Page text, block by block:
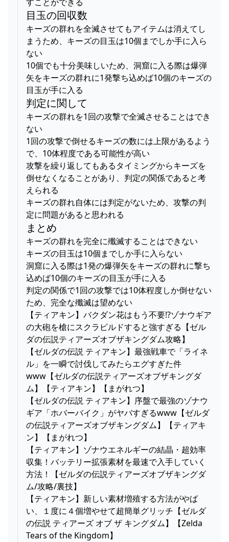
目玉の回収数
キーズの群れを全滅させてもアイテムは消えてし
まうため、キーズの目玉は10個までしか手に入ら
ない
10個でも十分美味しいため、洞窟に入る際は爆弾
矢をキーズの群れに1発撃ち込めば10個のキーズの
目玉が手に入る
判定に関して
キーズの群れを1回の攻撃で全滅させることはでき
ない
1回の攻撃で倒せるキーズの数には上限があるよう
で、10体程度である可能性が高い
攻撃を繰り返してもあるタイミングからキーズを
倒せなくなることがあり、判定の関係であると考
えられる
キーズの群れ自体には判定がないため、攻撃の判
定に問題があると思われる
まとめ
キーズの群れを完全に殲滅することはできない
キーズの目玉は10個までしか手に入らない
洞窟に入る際は1発の爆弾矢をキーズの群れに撃ち
込めば10個のキーズの目玉が手に入る
判定の関係で1回の攻撃では10体程度しか倒せない
ため、完全な殲滅は望めない
【ティアキン】バクダン花はもう不要!?ゾナウギア
の大砲を槍にスクラビルドすると強すぎる【ゼル
ダの伝説ティアーズオブザキングダム攻略】
【ゼルダの伝説 ティアキン】最強戦車で「ライネ
ル」を一瞬で討伐してみたらエグすぎた件
www【ゼルダの伝説ティアーズオブザキングダ
ム】【ティアキン】【まがれつ】
【ゼルダの伝説 ティアキン】序盤で最強のゾナウ
ギア「ホバーバイク」がヤバすぎるwww【ゼルダ
の伝説ティアーズオブザキングダム】【ティアキ
ン】【まがれつ】
【ティアキン】ゾナウエネルギーの結晶・超効率
収集！バッテリー拡張素材を最速で入手していく
方法！【ゼルダの伝説ティアーズオブザキングダ
ム/攻略/裏技】
【ティアキン】新しい素材増殖する方法がやば
い、１度に４個増やせて超簡単グリッチ【ゼルダ
の伝説 ティアーズ オブ ザ キングダム】【Zelda
Tears of the Kingdom】